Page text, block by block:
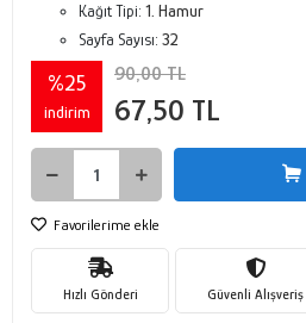
Kağıt Tipi: 1. Hamur
Sayfa Sayısı: 32
%25
indirim
90,00 TL
67,50 TL
Favorilerime ekle
Hızlı Gönderi Güvenli Alışveriş